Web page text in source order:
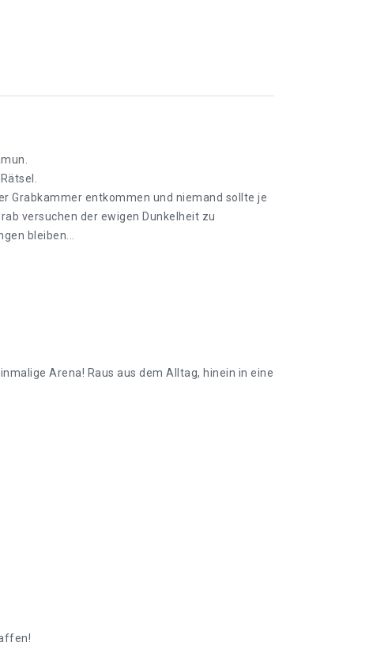
Grabkammer entkommen und niemand sollte je
versuchen der ewigen Dunkelheit zu
bleiben...
Arena! Raus aus dem Alltag, hinein in eine